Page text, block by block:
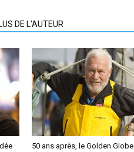
DE L'AUTEUR
50 ans après, le Golden Globe